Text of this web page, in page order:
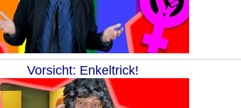
Vorsicht: Enkeltrick!